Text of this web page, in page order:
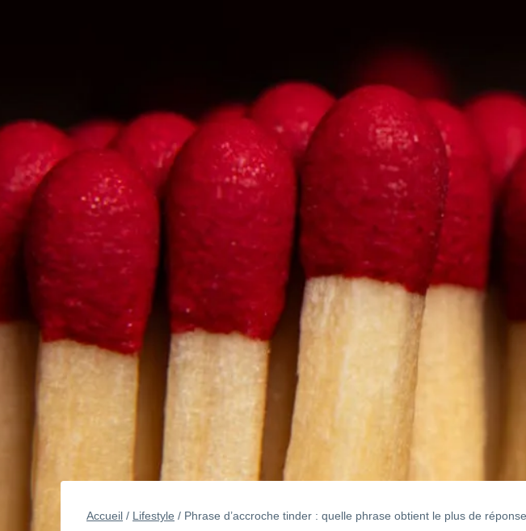
Accueil / Lifestyle / Phrase d’accroche tinder : quelle phrase obtient le plus de